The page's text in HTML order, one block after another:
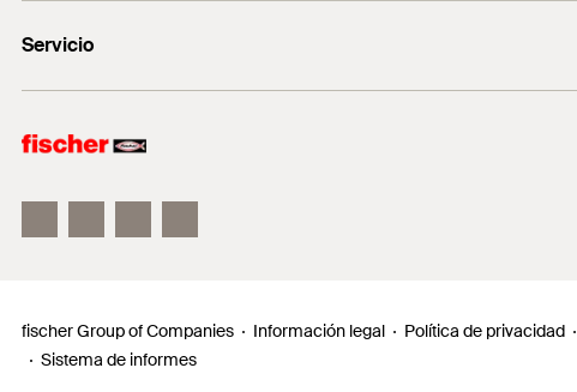
fischer FIS V Zero
fischer ULTRACUT FBS II
Servicio
Información
fischer Group of Companies Información legal Política de privacidad
Sistema de informes